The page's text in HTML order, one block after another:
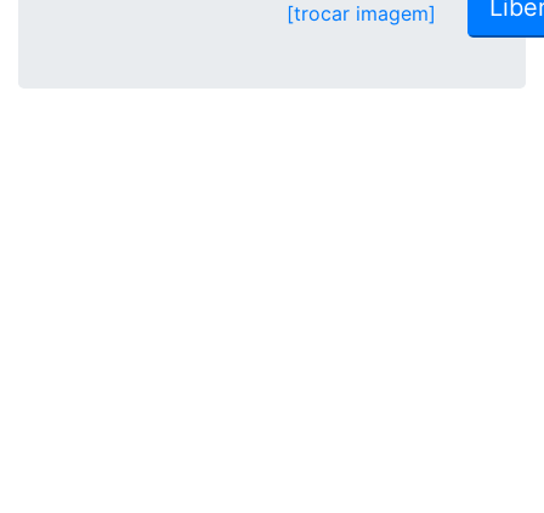
[trocar imagem]